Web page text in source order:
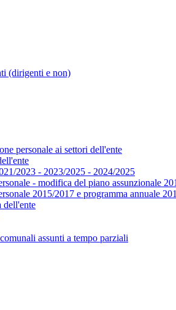
(dirigenti e non)
personale ai settori dell'ente
2023 - 2023/2025 - 2024/2025
- modifica del piano assunzionale
2015/2017 e programma annuale
dell'ente
assunti a tempo parziali